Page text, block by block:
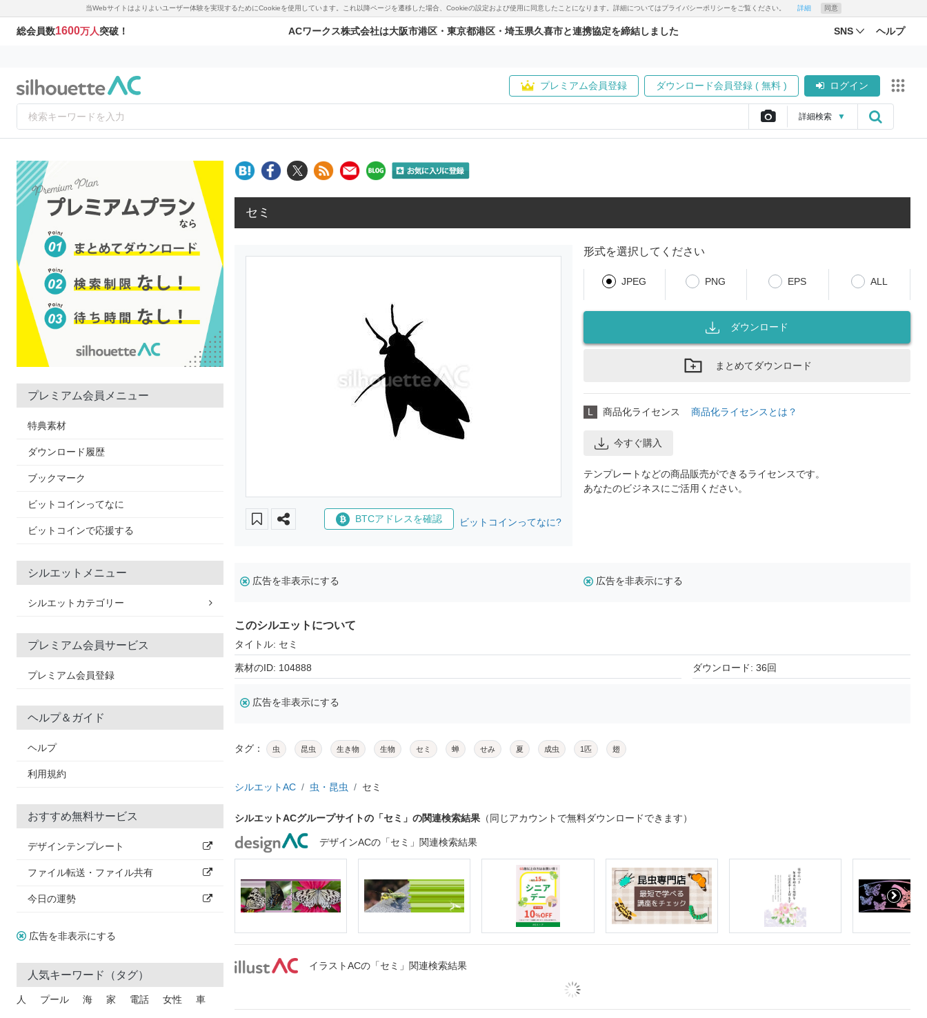
当Webサイトはよりよいユーザー体験を実現するためにCookieを使用しています。これ以降ページを遷移した場合、Cookieの設定および使用に同意したことになります。詳細についてはプライバシーポリシーをご覧ください。 詳細 同意
総会員数1600万人突破！ ACワークス株式会社は大阪市港区・東京都港区・埼玉県久喜市と連携協定を締結しました SNS ヘルプ
プレミアム会員登録 ダウンロード会員登録 ( 無料 ) ログイン
詳細検索 ▼
プレミアム会員メニュー
特典素材
ダウンロード履歴
ブックマーク
ビットコインってなに
ビットコインで応援する
シルエットメニュー
シルエットカテゴリー
プレミアム会員サービス
プレミアム会員登録
ヘルプ＆ガイド
ヘルプ
利用規約
おすすめ無料サービス
デザインテンプレート
ファイル転送・ファイル共有
今日の運勢
広告を非表示にする
人気キーワード（タグ）
人 プール 海 家 電話 女性 車
セミ
BTCアドレスを確認 ビットコインってなに?
形式を選択してください
JPEG PNG EPS ALL
ダウンロード
まとめてダウンロード
L 商品化ライセンス 商品化ライセンスとは？
今すぐ購入
テンプレートなどの商品販売ができるライセンスです。
あなたのビジネスにご活用ください。
広告を非表示にする 広告を非表示にする
このシルエットについて
タイトル: セミ
素材のID: 104888 ダウンロード: 36回
広告を非表示にする
タグ： 虫 昆虫 生き物 生物 セミ 蝉 せみ 夏 成虫 1匹 翅
シルエットAC 虫・昆虫 セミ
シルエットACグループサイトの「セミ」の関連検索結果 （同じアカウントで無料ダウンロードできます）
デザインACの「セミ」関連検索結果
イラストACの「セミ」関連検索結果